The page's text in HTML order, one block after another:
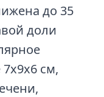
до 35
доли
см,